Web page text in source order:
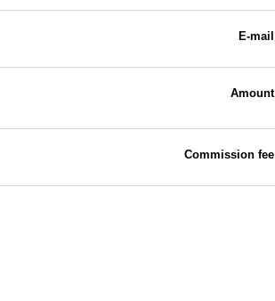
E-mail
Amount
Commission fee